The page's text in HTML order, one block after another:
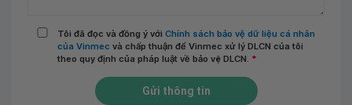
Tôi đã đọc và đồng ý với Chính sách bảo vệ dữ liệu cá nhân
của Vinmec và chấp thuận để Vinmec xử lý DLCN của tôi
theo quy định của pháp luật về bảo vệ DLCN. *
Gửi thông tin